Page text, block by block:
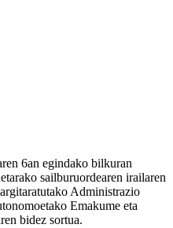
6an egindako bilkuran
sailburuordearen irailaren
Administrazio
Emakume eta
bidez sortua.